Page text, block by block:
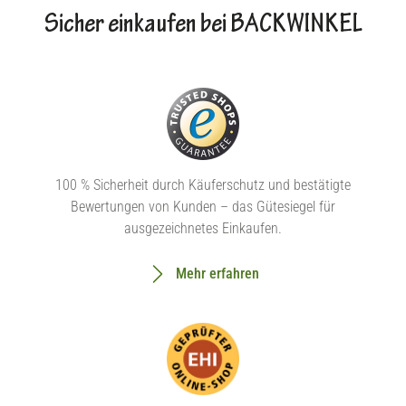
Sicher einkaufen bei BACKWINKEL
100 % Sicherheit durch Käuferschutz und bestätigte
Bewertungen von Kunden – das Gütesiegel für
ausgezeichnetes Einkaufen.
Mehr erfahren